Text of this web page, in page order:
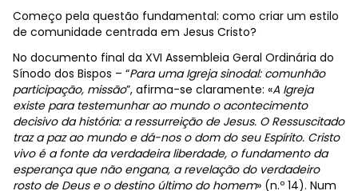
Começo pela questão fundamental: como criar um estilo
de comunidade centrada em Jesus Cristo?
No documento final da XVI Assembleia Geral Ordinária do
Sínodo dos Bispos – “Para uma Igreja sinodal: comunhão
participação, missão”, afirma-se claramente: «A Igreja
existe para testemunhar ao mundo o acontecimento
decisivo da história: a ressurreição de Jesus. O Ressuscitado
traz a paz ao mundo e dá-nos o dom do seu Espírito. Cristo
vivo é a fonte da verdadeira liberdade, o fundamento da
esperança que não engana, a revelação do verdadeiro
rosto de Deus e o destino último do homem» (n.º 14). Num